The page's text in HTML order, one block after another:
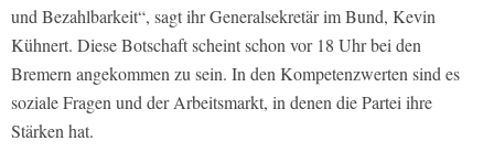
und Bezahlbarkeit“, sagt ihr Generalsekretär im Bund, Kevin
Kühnert. Diese Botschaft scheint schon vor 18 Uhr bei den
Bremern angekommen zu sein. In den Kompetenzwerten sind es
soziale Fragen und der Arbeitsmarkt, in denen die Partei ihre
Stärken hat.